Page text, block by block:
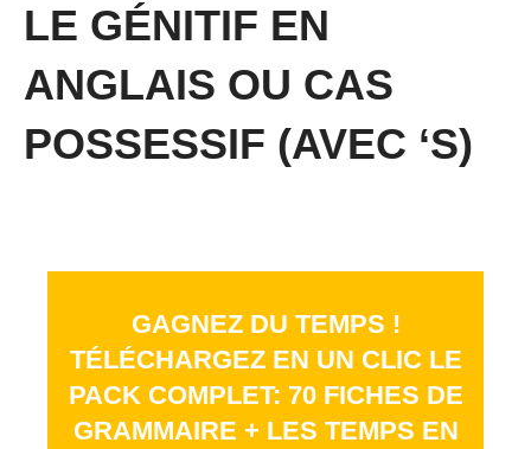
27
2016
anglaise
LE GÉNITIF EN
ANGLAIS OU CAS
POSSESSIF (AVEC ‘S)
GAGNEZ DU TEMPS !
TÉLÉCHARGEZ EN UN CLIC LE
PACK COMPLET: 70 FICHES DE
GRAMMAIRE + LES TEMPS EN